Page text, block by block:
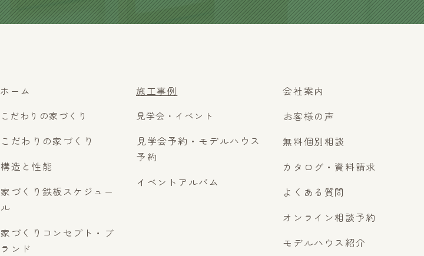
ホーム
こだわりの家づくり
こだわりの家づくり
構造と性能
家づくり鉄板スケジュー
ル
家づくりコンセプト・ブ
ランド
施工事例
見学会・イベント
見学会予約・モデルハウス
予約
イベントアルバム
会社案内
無料個別相談
カタログ・資料請求
お客様の声
よくある質問
オンライン相談予約
モデルハウス紹介